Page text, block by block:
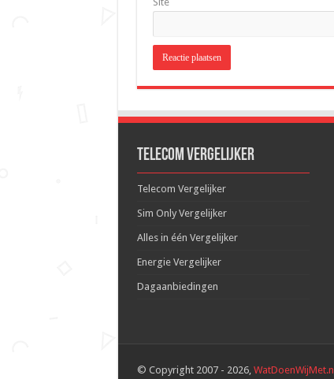
Telecom Vergelijker
Telecom Vergelijker
Sim Only Vergelijker
Alles in één Vergelijker
Energie Vergelijker
Dagaanbiedingen
© Copyright 2007 - 2026, WatDoenWijMet.nl